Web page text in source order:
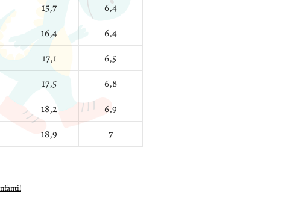
15,7
6,4
16,4
6,4
17,1
6,5
17,5
6,8
18,2
6,9
18,9 7